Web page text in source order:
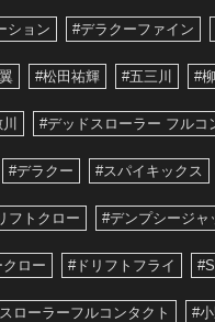
ション #デラクーファイン
#松田祐輝 #五三川 #
#デッドスローラー フルコ
#デラクー #スパイキックス
フトクロー #デンプシージャ
ロー #ドリフトフライ
ローラーフルコンタクト #